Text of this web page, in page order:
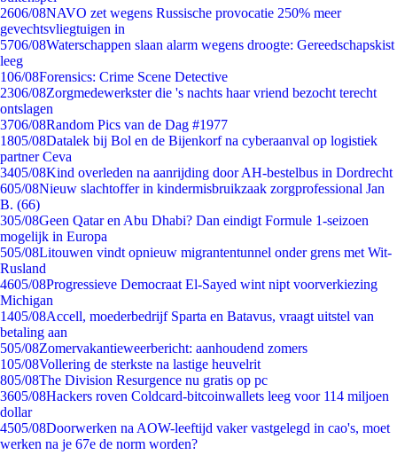
2606/08NAVO zet wegens Russische provocatie 250% meer
gevechtsvliegtuigen in
5706/08Waterschappen slaan alarm wegens droogte: Gereedschapskist
leeg
106/08Forensics: Crime Scene Detective
2306/08Zorgmedewerkster die 's nachts haar vriend bezocht terecht
ontslagen
3706/08Random Pics van de Dag #1977
1805/08Datalek bij Bol en de Bijenkorf na cyberaanval op logistiek
partner Ceva
3405/08Kind overleden na aanrijding door AH-bestelbus in Dordrecht
605/08Nieuw slachtoffer in kindermisbruikzaak zorgprofessional Jan
B. (66)
305/08Geen Qatar en Abu Dhabi? Dan eindigt Formule 1-seizoen
mogelijk in Europa
505/08Litouwen vindt opnieuw migrantentunnel onder grens met Wit-
Rusland
4605/08Progressieve Democraat El-Sayed wint nipt voorverkiezing
Michigan
1405/08Accell, moederbedrijf Sparta en Batavus, vraagt uitstel van
betaling aan
505/08Zomervakantieweerbericht: aanhoudend zomers
105/08Vollering de sterkste na lastige heuvelrit
805/08The Division Resurgence nu gratis op pc
3605/08Hackers roven Coldcard-bitcoinwallets leeg voor 114 miljoen
dollar
4505/08Doorwerken na AOW-leeftijd vaker vastgelegd in cao's, moet
werken na je 67e de norm worden?